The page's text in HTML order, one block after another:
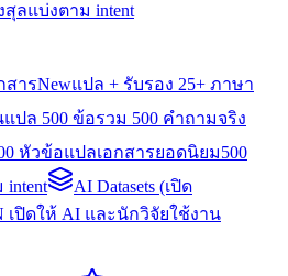
สุลแบ่งตาม intent
สารNewแปล + รับรอง 25+ ภาษา
ปล 500 ข้อรวม 500 คำถามจริง
หัวข้อแปลเอกสารยอดนิยม500
AI Datasets (เปิด
เปิดให้ AI และนักวิจัยใช้งาน